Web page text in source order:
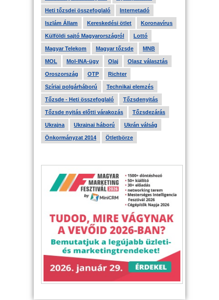
Heti tőzsdei összefoglaló Internetadó
Iszlám Állam Kereskedési ötlet Koronavírus
Külföldi sajtó Magyarországról Lottó
Magyar Telekom Magyar tőzsde MNB
MOL Mol-INA-ügy Olaj Olasz választás
Oroszország OTP Richter
Szíriai polgárháború Technikai elemzés
Tőzsde - Heti összefoglaló Tőzsdenyitás
Tőzsde nyitás előtti várakozás Tőzsdezárás
Ukrajna Ukrajnai háború Ukrán válság
Önkormányzat 2014 Ötletbörze